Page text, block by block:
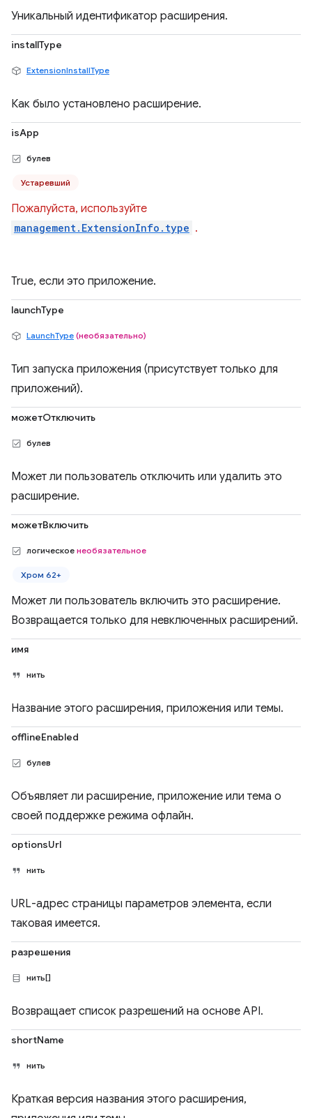
Уникальный идентификатор расширения.
installType
ExtensionInstallType
Как было установлено расширение.
isApp
булев
Устаревший
Пожалуйста, используйте
management.ExtensionInfo.type .
True, если это приложение.
launchType
LaunchType (необязательно)
Тип запуска приложения (присутствует только для
приложений).
можетОтключить
булев
Может ли пользователь отключить или удалить это
расширение.
можетВключить
логическое необязательное
Хром 62+
Может ли пользователь включить это расширение.
Возвращается только для невключенных расширений.
имя
нить
Название этого расширения, приложения или темы.
offlineEnabled
булев
Объявляет ли расширение, приложение или тема о
своей поддержке режима офлайн.
optionsUrl
нить
URL-адрес страницы параметров элемента, если
таковая имеется.
разрешения
нить[]
Возвращает список разрешений на основе API.
shortName
нить
Краткая версия названия этого расширения,